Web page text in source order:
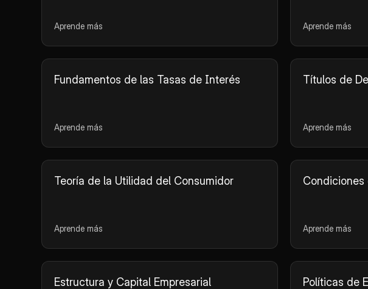
Aprende más Aprende más
Fundamentos de las Tasas de Interés
Aprende más
Títulos de
Aprende más
Teoría de la Utilidad del Consumidor
Aprende más
Condiciones
Aprende más
Estructura y Capital Empresarial
Políticas de